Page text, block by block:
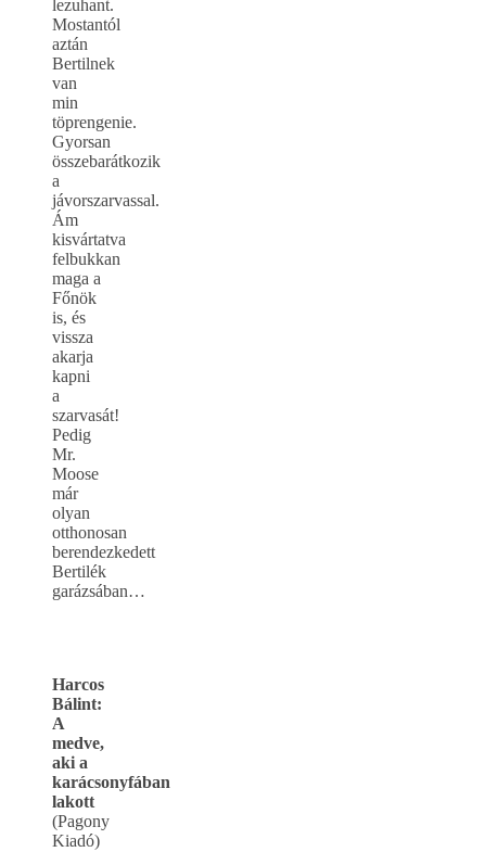
lezuhant.
Mostantól
aztán
Bertilnek
van
min
töprengenie.
Gyorsan
összebarátkozik
a
jávorszarvassal.
Ám
kisvártatva
felbukkan
maga a
Főnök
is, és
vissza
akarja
kapni
a
szarvasát!
Pedig
Mr.
Moose
már
olyan
otthonosan
berendezkedett
Bertilék
garázsában…
Harcos
Bálint:
A
medve,
aki a
karácsonyfában
lakott
(Pagony
Kiadó)